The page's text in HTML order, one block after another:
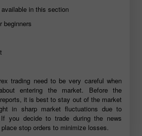
in this section
beginners
trading need to be very careful when
entering the market. Before the
it is best to stay out of the market
in sharp market fluctuations due to
If you decide to trade during the news
stop orders to minimize losses.